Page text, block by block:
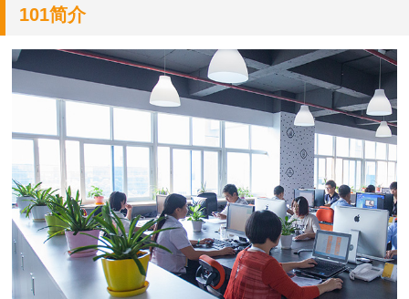
101简介